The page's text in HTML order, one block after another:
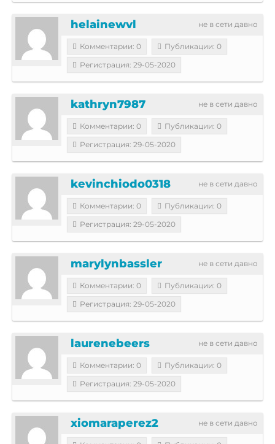
не в сети давно
helainewvl
Комментарии: 0
Публикации: 0
Регистрация: 29-05-2020
не в сети давно
kathryn7987
Комментарии: 0
Публикации: 0
Регистрация: 29-05-2020
не в сети давно
kevinchiodo0318
Комментарии: 0
Публикации: 0
Регистрация: 29-05-2020
не в сети давно
marylynbassler
Комментарии: 0
Публикации: 0
Регистрация: 29-05-2020
не в сети давно
laurenebeers
Комментарии: 0
Публикации: 0
Регистрация: 29-05-2020
не в сети давно
xiomaraperez2